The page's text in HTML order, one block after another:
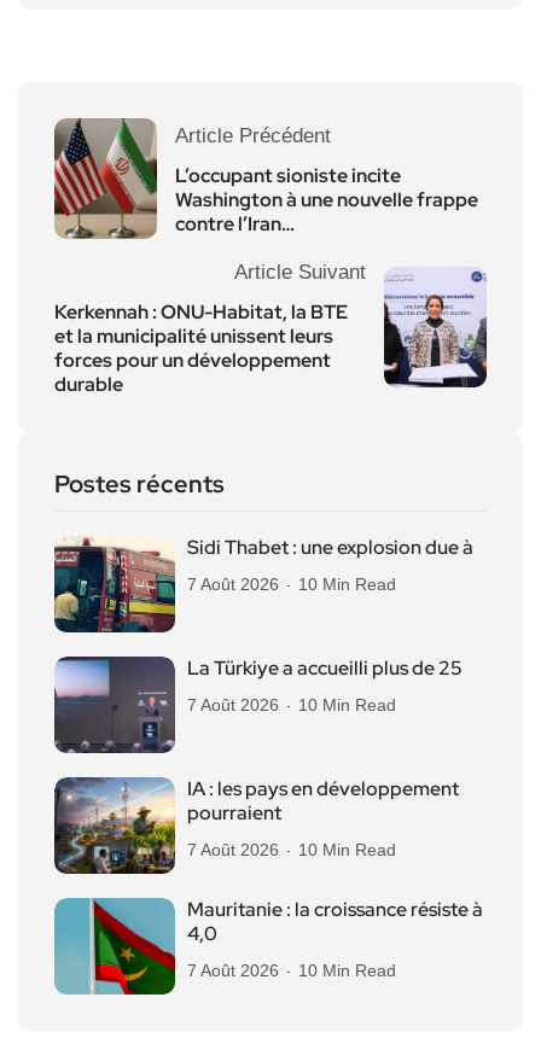
Article Précédent
L’occupant sioniste incite
Washington à une nouvelle frappe
contre l’Iran…
Article Suivant
Kerkennah : ONU-Habitat, la BTE
et la municipalité unissent leurs
forces pour un développement
durable
Postes récents
Sidi Thabet : une explosion due à
7 Août 2026 10 Min Read
La Türkiye a accueilli plus de 25
7 Août 2026 10 Min Read
IA : les pays en développement
pourraient
7 Août 2026 10 Min Read
Mauritanie : la croissance résiste à
4,0
7 Août 2026 10 Min Read